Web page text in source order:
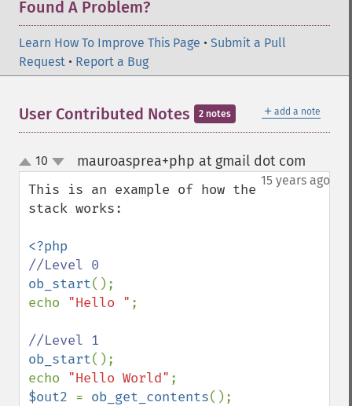
Found A Problem?
Learn How To Improve This Page • Submit a Pull
Request • Report a Bug
＋ add a note
User Contributed Notes 2 notes
up
down
10 mauroasprea+php at gmail dot com
15 years ago
This is an example of how the
stack works:
ob_start();
echo "Hello " ;
ob_start();
echo "Hello World"
$out2 = ob_get_contents